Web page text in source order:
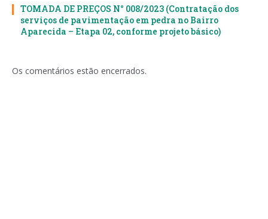
TOMADA DE PREÇOS N° 008/2023 (Contratação dos
serviços de pavimentação em pedra no Bairro
Aparecida – Etapa 02, conforme projeto básico)
Os comentários estão encerrados.